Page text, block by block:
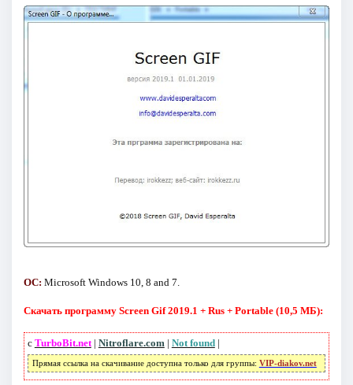
ОС: Microsoft Windows 10, 8 and 7.
Скачать программу Screen Gif 2019.1 + Rus + Portable (10,5 МБ):
с TurboBit.net| Nitroflare.com| Not found|
Прямая ссылка на скачивание доступна только для группы: VIP-diakov.net